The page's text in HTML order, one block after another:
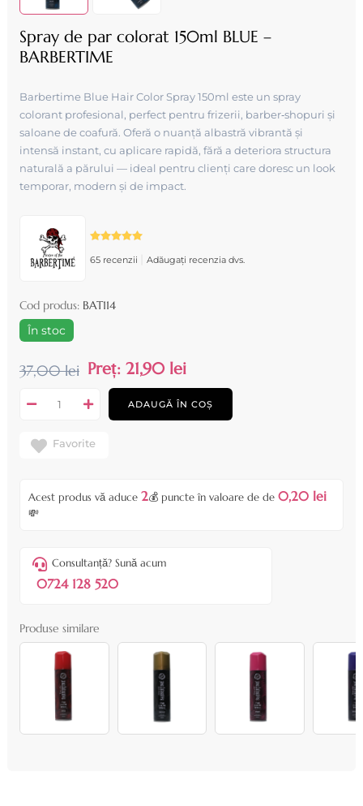
Spray de par colorat 150ml BLUE –
BARBERTIME
Barbertime Blue Hair Color Spray 150ml este un spray
colorant profesional, perfect pentru frizerii, barber‑shopuri și
saloane de coafură. Oferă o nuanță albastră vibrantă și
intensă instant, cu aplicare rapidă, fără a deteriora structura
naturală a părului — ideal pentru clienți care doresc un look
temporar, modern și de impact.
65 recenzii Adăugați recenzia dvs.
Cod produs: BAT114
În stoc
37,00 lei Preț: 21,90 lei
ADAUGĂ ÎN COȘ
Favorite
Acest produs vă aduce 2💰 puncte în valoare de de 0,20 lei
💸
Consultanță? Sună acum
0724 128 520
Produse similare